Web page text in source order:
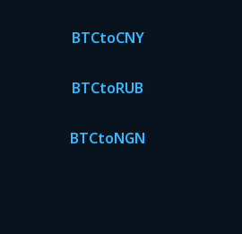
BTCtoCNY
BTCtoRUB
BTCtoNGN